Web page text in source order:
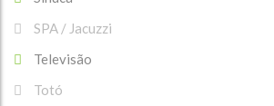
SPA / Jacuzzi
Televisão
Totó